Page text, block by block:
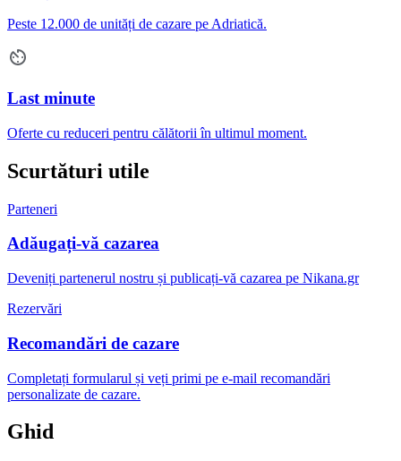
Peste 12.000 de unități de cazare pe Adriatică.
Last minute
Oferte cu reduceri pentru călătorii în ultimul moment.
Scurtături utile
Parteneri
Adăugați-vă cazarea
Deveniți partenerul nostru și publicați-vă cazarea pe Nikana.gr
Rezervări
Recomandări de cazare
Completați formularul și veți primi pe e-mail recomandări
personalizate de cazare.
Ghid